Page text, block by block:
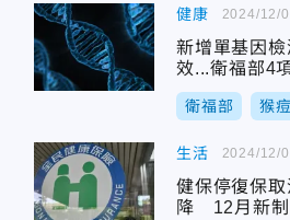
健康
新增單基因
效...衛福部4
衛福部 猴
2024/12/
生活
健保停復保
降 12月新制
2024/12/